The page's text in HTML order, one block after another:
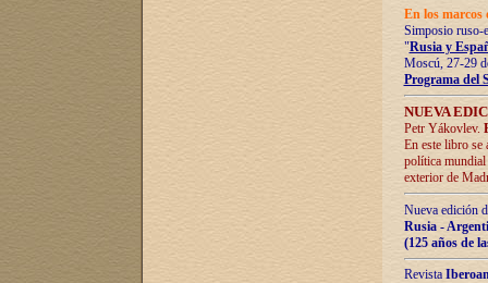
En los marcos
Simposio ruso-
"Rusia y
Moscú, 27-29
Programa del
NUEVA
Petr Yákovlev.
En este libro se
política mundial
exterior de
Nueva edición
Rusia -
(125 años de
Revista